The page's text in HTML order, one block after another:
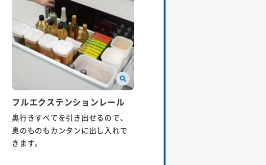
フルエクステンションレール
奥行きすべてを引き出せるので、
奥のものもカンタンに出し入れで
きます。